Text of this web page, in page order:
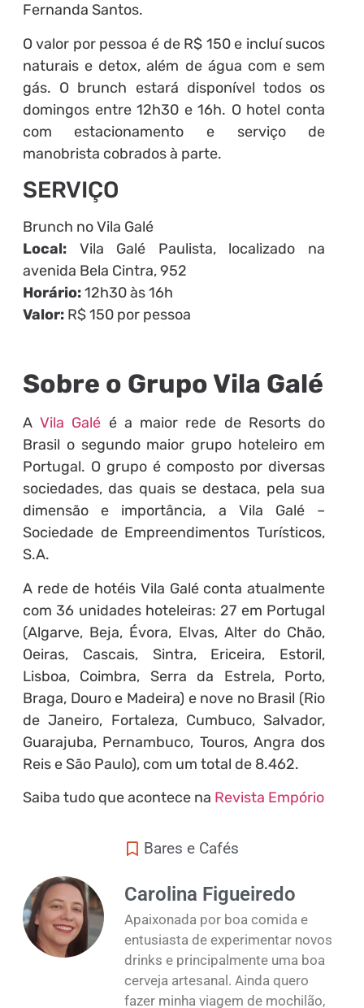
Fernanda Santos.
O valor por pessoa é de R$ 150 e incluí sucos
naturais e detox, além de água com e sem
gás. O brunch estará disponível todos os
domingos entre 12h30 e 16h. O hotel conta
com estacionamento e serviço de
manobrista cobrados à parte.
SERVIÇO
Brunch no Vila Galé
Local:Vila Galé Paulista, localizado na
avenida Bela Cintra, 952
Horário:12h30 às 16h
Valor:R$ 150 por pessoa
Sobre o Grupo Vila Galé
AVila Galé é a maior rede de Resorts do
Brasil o segundo maior grupo hoteleiro em
Portugal. O grupo é composto por diversas
sociedades, das quais se destaca, pela sua
dimensão e importância, a Vila Galé –
Sociedade de Empreendimentos Turísticos,
S.A.
A rede de hotéis Vila Galé conta atualmente
com 36 unidades hoteleiras: 27 em Portugal
(Algarve, Beja, Évora, Elvas, Alter do Chão,
Oeiras, Cascais, Sintra, Ericeira, Estoril,
Lisboa, Coimbra, Serra da Estrela, Porto,
Braga, Douro e Madeira) e nove no Brasil (Rio
de Janeiro, Fortaleza, Cumbuco, Salvador,
Guarajuba, Pernambuco, Touros, Angra dos
Reis e São Paulo), com um total de 8.462.
Saiba tudo que acontece na Revista Empório
Bares e Cafés
Carolina Figueiredo
Apaixonada por boa comida e
entusiasta de experimentar novos
drinks e principalmente uma boa
cerveja artesanal. Ainda quero
fazer minha viagem de mochilão,